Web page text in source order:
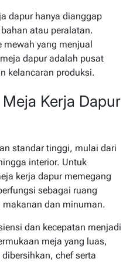
dapur hanya dianggap
atau peralatan.
mewah yang menjual
dapur adalah pusat
kelancaran produksi.
Kerja Dapur
standar tinggi, mulai dari
interior. Untuk
kerja dapur memegang
sebagai ruang
dan minuman.
dan kecepatan menjadi
meja yang luas,
chef serta